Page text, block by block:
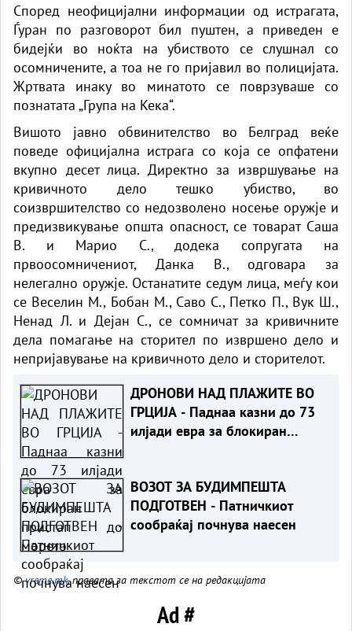
Според неофицијални информации од истрагата,
Ѓуран по разговорот бил пуштен, а приведен е
бидејќи во ноќта на убиството се слушнал со
осомничените, а тоа не го пријавил во полицијата.
Жртвата инаку во минатото се поврзуваше со
познатата „Група на Кека“.
Вишото јавно обвинителство во Белград веќе
поведе официјална истрага со која се опфатени
вкупно десет лица. Директно за извршување на
кривичното дело тешко убиство, во
соизвршителство со недозволено носење оружје и
предизвикување општа опасност, се товарат Саша
В. и Марио С., додека сопругата на
првоосомничениот, Данка В., одговара за
нелегално оружје. Останатите седум лица, меѓу кои
се Веселин М., Бобан М., Саво С., Петко П., Вук Ш.,
Ненад Л. и Дејан С., се сомничат за кривичните
дела помагање на сторител по извршено дело и
непријавување на кривичното дело и сторителот.
ДРОНОВИ НАД ПЛАЖИТЕ ВО
ГРЦИЈА - Паднаа казни до 73
илјади евра за блокиран
ВОЗОТ ЗА БУДИМПЕШТА
ПОДГОТВЕН - Патничкиот
сообраќај почнува наесен
©vreme.mk, правата за текстот се на редакцијата
Ad #